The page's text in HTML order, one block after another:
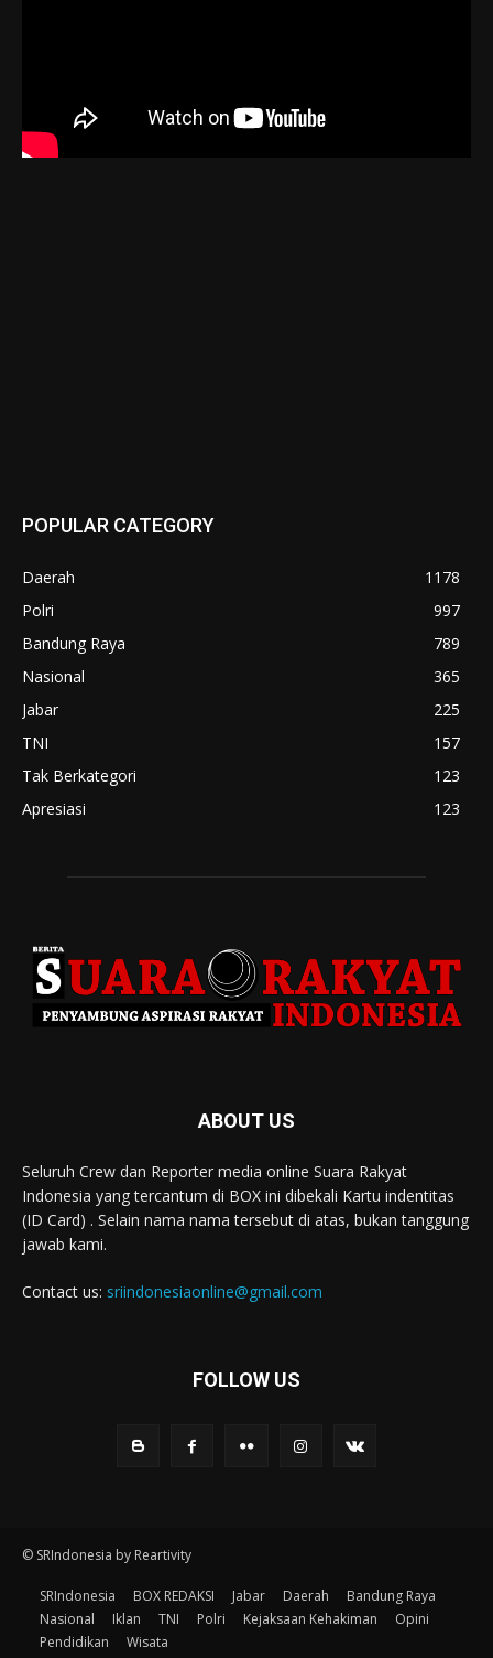
POPULAR CATEGORY
Daerah
1178
Polri
997
Bandung Raya
789
Nasional
365
Jabar
225
TNI
157
Tak Berkategori
123
Apresiasi
123
ABOUT US
Seluruh Crew dan Reporter media online Suara Rakyat
Indonesia yang tercantum di BOX ini dibekali Kartu indentitas
(ID Card) . Selain nama nama tersebut di atas, bukan tanggung
jawab kami.
Contact us: sriindonesiaonline@gmail.com
FOLLOW US
© SRIndonesia by Reartivity
SRIndonesia BOX REDAKSI Jabar Daerah
Bandung Raya
Nasional
Iklan TNI Polri Kejaksaan Kehakiman
Opini
Pendidikan
Wisata